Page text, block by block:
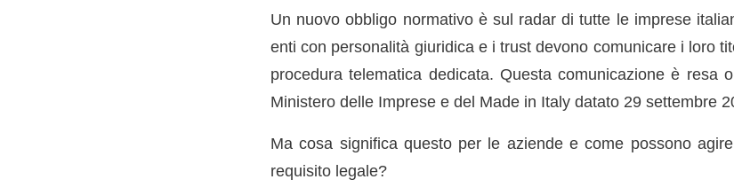
Un nuovo obbligo normativo è sul radar di tutte le imprese
enti con personalità giuridica e i trust devono comunicare i loro
procedura telematica dedicata. Questa comunicazione è resa
Ministero delle Imprese e del Made in Italy datato 29 settembre
Ma cosa significa questo per le aziende e come possono
requisito legale?